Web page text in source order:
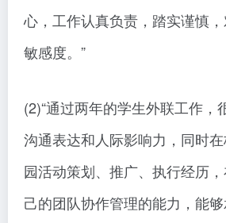
心，工作认真负责，踏实谨慎
敏感度。”
(2)“通过两年的学生外联工作，
沟通表达和人际影响力，同时
园活动策划、推广、执行经历
己的团队协作管理的能力，能